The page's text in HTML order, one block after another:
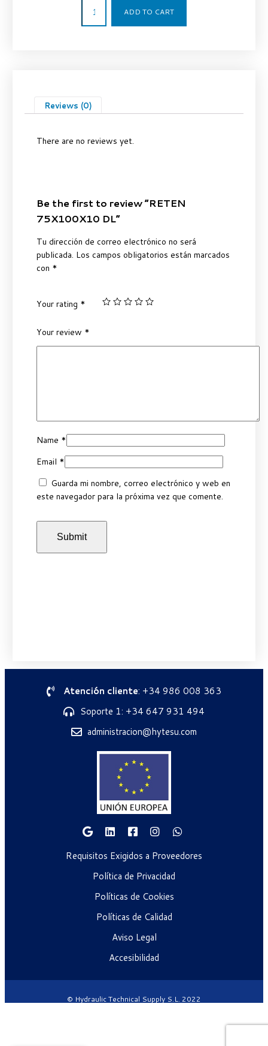
ADD TO CART
Reviews (0)
There are no reviews yet.
Be the first to review “RETEN
75X100X10 DL”
Tu dirección de correo electrónico no será
publicada. Los campos obligatorios están marcados
con *
Your rating *
Your review *
Name *
Email *
Guarda mi nombre, correo electrónico y web en
este navegador para la próxima vez que comente.
Atención cliente: +34 986 008 363
Soporte 1: +34 647 931 494
administracion@hytesu.com
Requisitos Exigidos a Proveedores
Política de Privacidad
Políticas de Cookies
Políticas de Calidad
Aviso Legal
Accesibilidad
© Hydraulic Technical Supply S.L. 2022